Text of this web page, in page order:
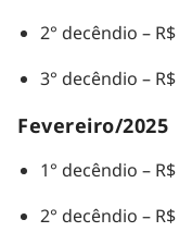
2° decêndio –
3° decêndio –
Fevereiro/2025
1° decêndio –
2° decêndio –